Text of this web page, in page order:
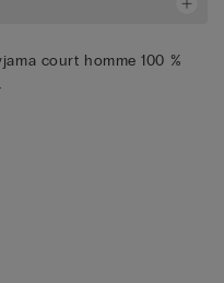
court homme 100 %